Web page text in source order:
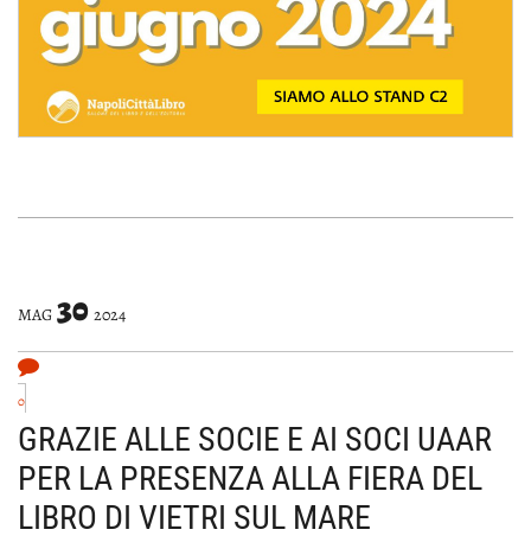
MAG 30 2024
0
GRAZIE ALLE SOCIE E AI SOCI UAAR
PER LA PRESENZA ALLA FIERA DEL
LIBRO DI VIETRI SUL MARE